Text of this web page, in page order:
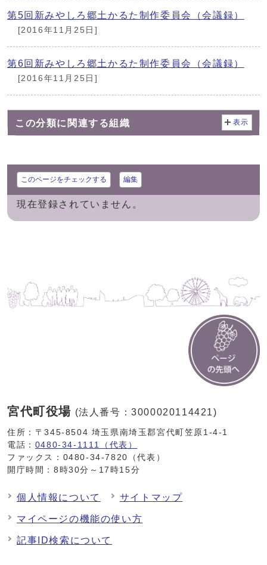
第5回新みやしろ郷土かるた制作委員会（会議録）
[2016年11月25日]
第6回新みやしろ郷土かるた制作委員会（会議録）
[2016年11月25日]
この分類に関連する組織 表示
このページをチェックする 編集
現在登録されていません。
宮代町役場 (法人番号：3000020114421)
住所：〒345-8504 埼玉県南埼玉郡宮代町笠原1-4-1
電話： 0480-34-1111（代表）
ファックス：0480-34-7820（代表）
開庁時間：8時30分～17時15分
個人情報について サイトマップ
マイページの機能の使い方
記事ID検索について